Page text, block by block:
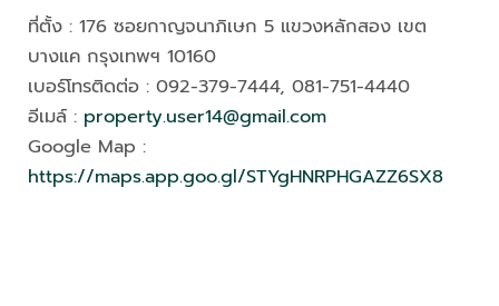
ที่ตั้ง : 176 ซอยกาญจนาภิเษก 5 แขวงหลักสอง เขต
บางแค กรุงเทพฯ 10160
เบอร์โทรติดต่อ : 092-379-7444, 081-751-4440
อีเมล์ : property.user14@gmail.com
Google Map :
https://maps.app.goo.gl/STYgHNRPHGAZZ6SX8